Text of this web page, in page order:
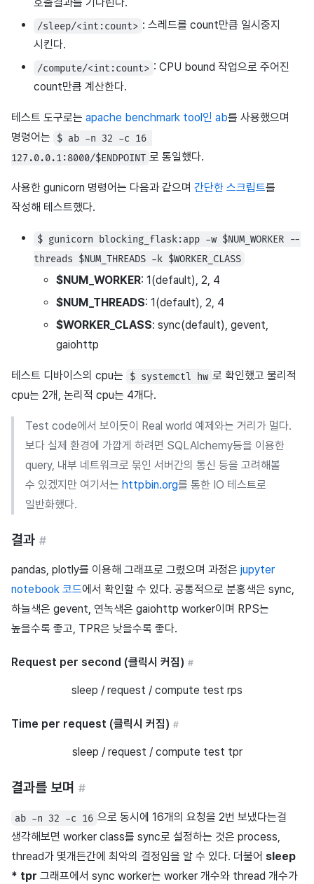
호출결과를 기다린다.
/sleep/<int:count> : 스레드를 count만큼 일시중지
시킨다.
/compute/<int:count> : CPU bound 작업으로 주어진
count만큼 계산한다.
테스트 도구로는 apache benchmark tool인 ab를 사용했으며
명령어는
$ ab -n 32 -c 16
127.0.0.1:8000/$ENDPOINT 로 통일했다.
사용한 gunicorn 명령어는 다음과 같으며 간단한 스크립트를
작성해 테스트했다.
$ gunicorn blocking_flask:app -w $NUM_WORKER --
threads $NUM_THREADS -k $WORKER_CLASS
$NUM_WORKER: 1(default), 2, 4
$NUM_THREADS: 1(default), 2, 4
$WORKER_CLASS: sync(default), gevent,
gaiohttp
테스트 디바이스의 cpu는 $ systemctl hw 로 확인했고 물리적
cpu는 2개, 논리적 cpu는 4개다.
Test code에서 보이듯이 Real world 예제와는 거리가 멀다.
보다 실제 환경에 가깝게 하려면 SQLAlchemy등을 이용한
query, 내부 네트워크로 묶인 서버간의 통신 등을 고려해볼
수 있겠지만 여기서는 httpbin.org를 통한 IO 테스트로
일반화했다.
결과 #
pandas, plotly를 이용해 그래프로 그렸으며 과정은 jupyter
notebook 코드에서 확인할 수 있다. 공통적으로 분홍색은 sync,
하늘색은 gevent, 연녹색은 gaiohttp worker이며 RPS는
높을수록 좋고, TPR은 낮을수록 좋다.
Request per second (클릭시 커짐) #
sleep / request / compute test rps
Time per request (클릭시 커짐) #
sleep / request / compute test tpr
결과를 보며 #
ab -n 32 -c 16 으로 동시에 16개의 요청을 2번 보냈다는걸
생각해보면 worker class를 sync로 설정하는 것은 process,
thread가 몇개든간에 최악의 결정임을 알 수 있다. 더불어 sleep
* tpr 그래프에서 sync worker는 worker 개수와 thread 개수가